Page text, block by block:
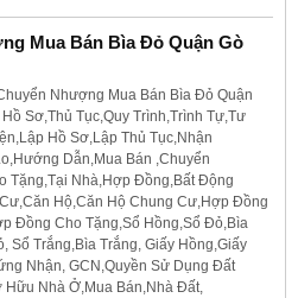
Mua Bán Bìa Đỏ Quận Gò
Nhượng Mua Bán Bìa Đỏ Quận
Sơ,Thủ Tục,Quy Trình,Trình Tự,Tư
Hồ Sơ,Lập Thủ Tục,Nhận
Dẫn,Mua Bán ,Chuyển
Tặng,Tại Nhà,Hợp Đồng,Bất Động
Hộ,Căn Hộ Chung Cư,Hợp Đồng
Đồng Cho Tặng,Sổ Hồng,Sổ Đỏ,Bìa
Sổ Trắng,Bìa Trắng, Giấy Hồng,Giấy
Nhận, GCN,Quyền Sử Dụng Đất
Hữu Nhà Ở,Mua Bán,Nhà Đất,